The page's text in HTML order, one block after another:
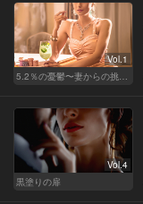
Vol.1
5.2％の憂鬱〜妻からの挑戦状〜
Vol.4
黒塗りの扉